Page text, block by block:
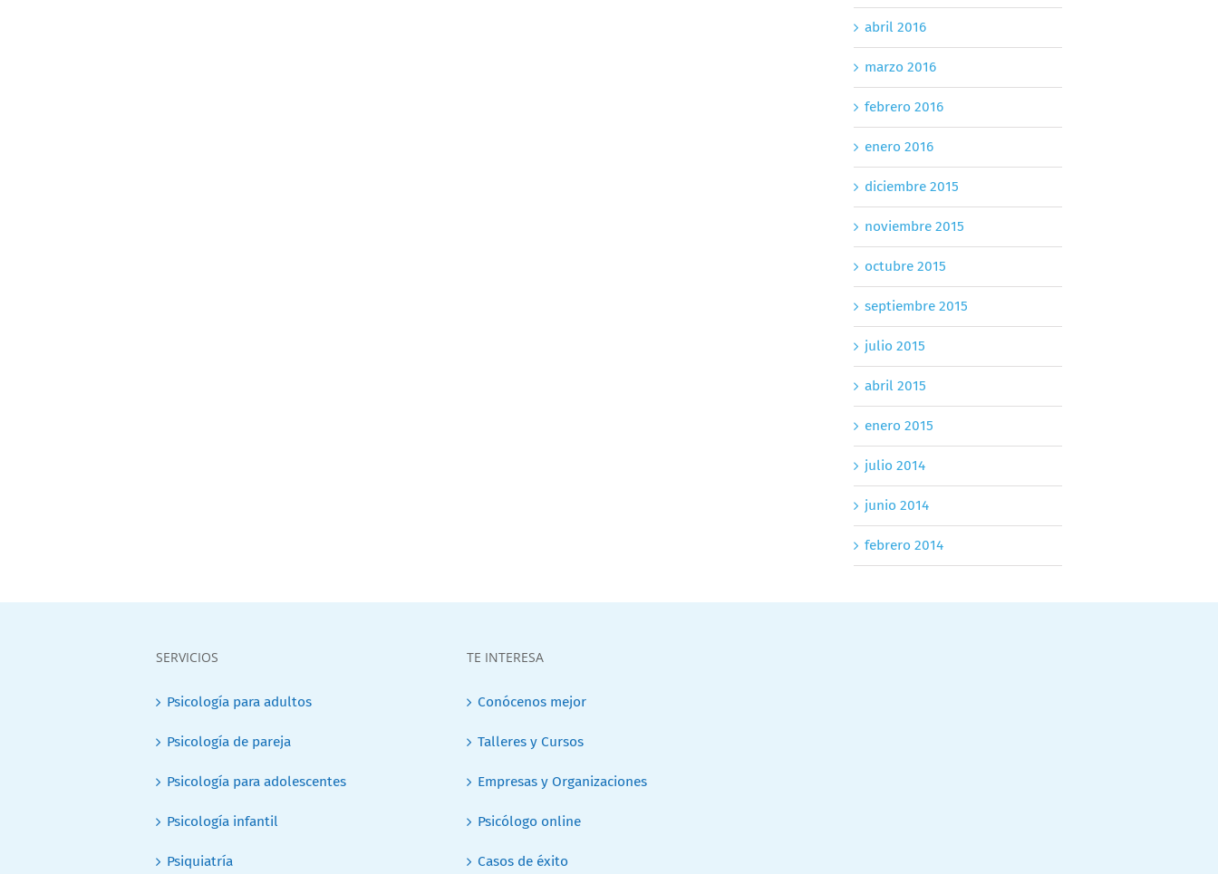
abril 2016
marzo 2016
febrero 2016
enero 2016
diciembre 2015
noviembre 2015
octubre 2015
septiembre 2015
julio 2015
abril 2015
enero 2015
julio 2014
junio 2014
febrero 2014
SERVICIOS
Psicología para adultos
Psicología de pareja
Psicología para adolescentes
Psicología infantil
Psiquiatría
TE INTERESA
Conócenos mejor
Talleres y Cursos
Empresas y Organizaciones
Psicólogo online
Casos de éxito